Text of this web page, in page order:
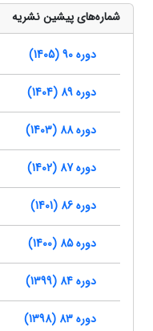
شماره‌های پیشین نشریه
دوره 90 (1405)
دوره 89 (1404)
دوره 88 (1403)
دوره 87 (1402)
دوره 86 (1401)
دوره 85 (1400)
دوره 84 (1399)
دوره 83 (1398)